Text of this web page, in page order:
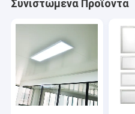
Συνιστώμενα Προϊόντα